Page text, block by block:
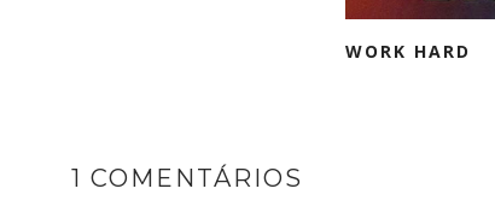
WORK HARD
1 COMENTÁRIOS